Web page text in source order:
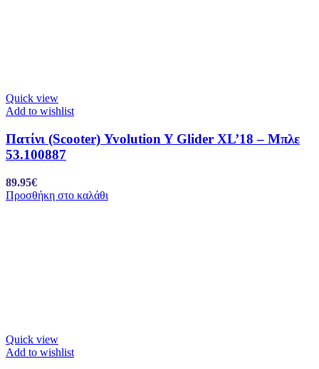
Quick view
Add to wishlist
Πατίνι (Scooter) Yvolution Y Glider XL’18 – Μπλε
53.100887
89.95€
Προσθήκη στο καλάθι
Quick view
Add to wishlist